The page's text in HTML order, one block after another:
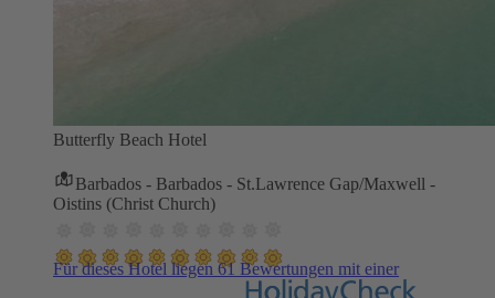
Butterfly Beach Hotel
Barbados - Barbados - St.Lawrence Gap/Maxwell -
Oistins (Christ Church)
Für dieses Hotel liegen 61 Bewertungen mit einer